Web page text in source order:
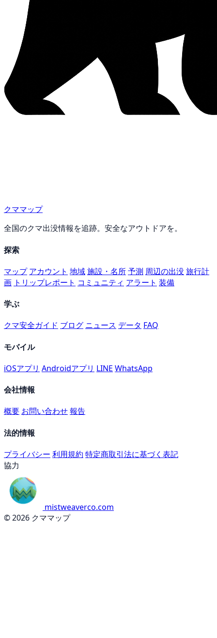
クママップ
全国のクマ出没情報を追跡。安全なアウトドアを。
探索
マップ アカウント 地域施設・名所予測 周辺の出没旅行計
画 トリップレポート コミュニティ アラート 装備
学ぶ
クマ安全ガイド ブログ ニュース データ FAQ
モバイル
iOSアプリ Androidアプリ LINE WhatsApp
会社情報
概要 お問い合わせ報告
法的情報
プライバシー 利用規約 特定商取引法に基づく表記
協力
mistweaverco.com
© 2026 クママップ